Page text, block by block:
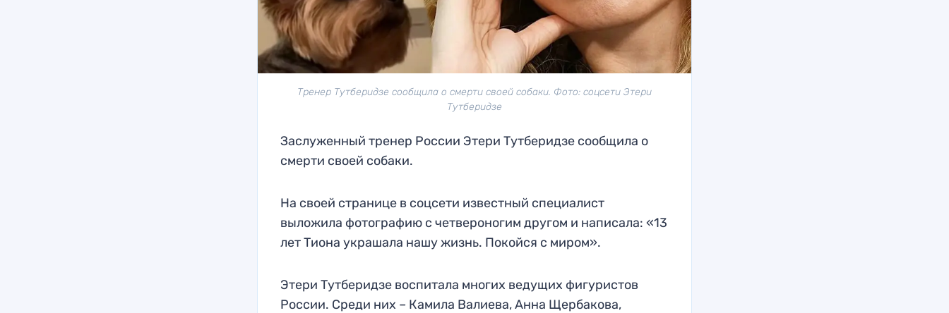
Тренер Тутберидзе сообщила о смерти своей собаки. Фото: соцсети Этери
Тутберидзе
Заслуженный тренер России Этери Тутберидзе сообщила о
смерти своей собаки.
На своей странице в соцсети известный специалист
выложила фотографию с четвероногим другом и написала: «13
лет Тиона украшала нашу жизнь. Покойся с миром».
Этери Тутберидзе воспитала многих ведущих фигуристов
России. Среди них – Камила Валиева, Анна Щербакова,